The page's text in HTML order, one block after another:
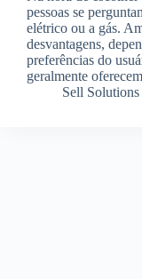
pessoas se
elétrico ou a gás.
desvantagens,
preferências do
geralmente
Sell Solutions